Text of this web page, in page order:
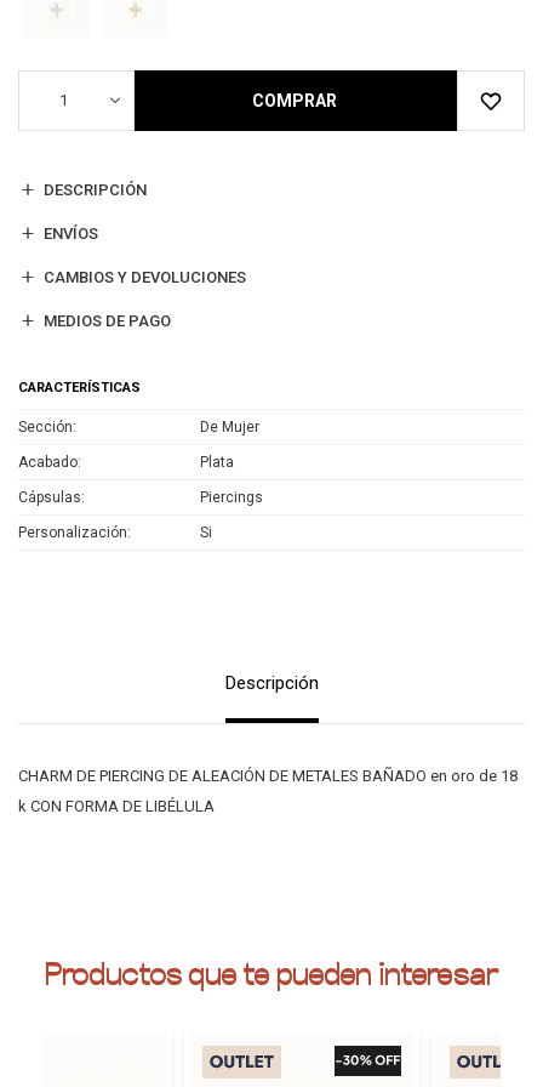
1 COMPRAR
DESCRIPCIÓN
ENVÍOS
CAMBIOS Y DEVOLUCIONES
MEDIOS DE PAGO
CARACTERÍSTICAS
Sección De Mujer
Acabado Plata
Cápsulas Piercings
Personalización Si
Descripción
CHARM DE PIERCING DE ALEACIÓN DE METALES BAÑADO en oro de 18
k CON FORMA DE LIBÉLULA
Productos que te pueden interesar